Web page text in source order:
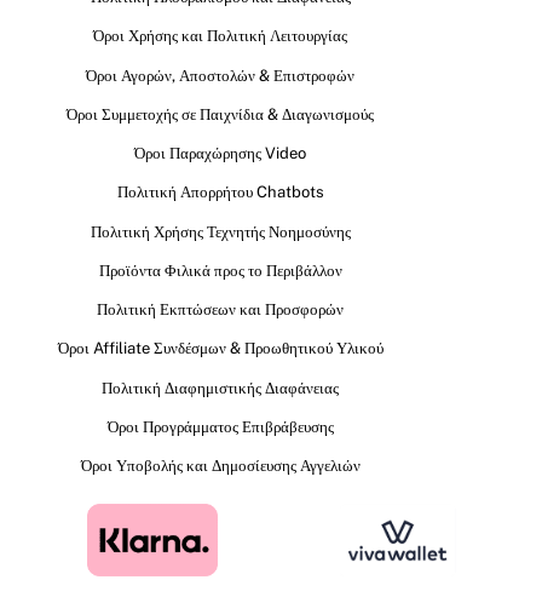
Όροι Χρήσης και Πολιτική Λειτουργίας
Όροι Αγορών, Αποστολών & Επιστροφών
Όροι Συμμετοχής σε Παιχνίδια & Διαγωνισμούς
Όροι Παραχώρησης Video
Πολιτική Απορρήτου Chatbots
Πολιτική Χρήσης Τεχνητής Νοημοσύνης
Προϊόντα Φιλικά προς το Περιβάλλον
Πολιτική Εκπτώσεων και Προσφορών
Όροι Affiliate Συνδέσμων & Προωθητικού Υλικού
Πολιτική Διαφημιστικής Διαφάνειας
Όροι Προγράμματος Επιβράβευσης
Όροι Υποβολής και Δημοσίευσης Αγγελιών